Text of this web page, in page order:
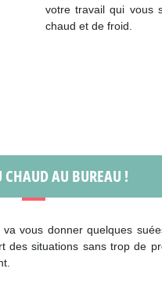
votre travail qui vous
chaud et de froid.
CHAUD AU BUREAU !
vous donner quelques
des situations sans trop de